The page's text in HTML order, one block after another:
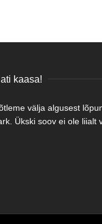
kaasa!
välja algusest
Ükski soov ei ole liialt